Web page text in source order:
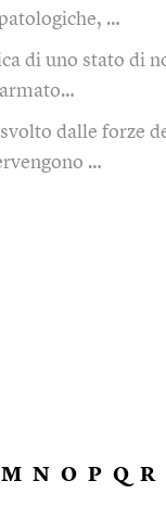
…
di uno stato di
dalle forze
…
M N O P Q R